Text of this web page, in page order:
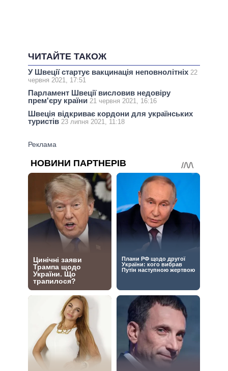
ЧИТАЙТЕ ТАКОЖ
У Швеції стартує вакцинація неповнолітніх 22
червня 2021, 17:51
Парламент Швеції висловив недовіру
прем'єру країни 21 червня 2021, 16:16
Швеція відкриває кордони для українських
туристів 23 липня 2021, 11:18